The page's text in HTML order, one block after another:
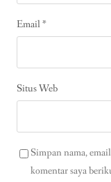
Email*
Situs Web
Simpan nama,
komentar saya